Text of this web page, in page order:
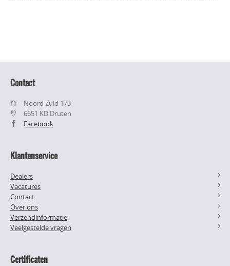
Contact
Noord Zuid 173
6651 KD Druten
Facebook
Klantenservice
Dealers
Vacatures
Contact
Over ons
Verzendinformatie
Veelgestelde vragen
Certificaten